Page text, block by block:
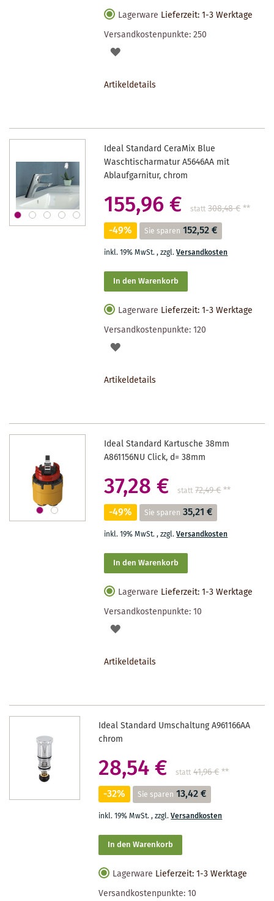
Lagerware Lieferzeit: 1-3 Werktage
Versandkostenpunkte:250
AUF
Artikeldetails
Ideal Standard CeraMix Blue
Waschtischarmatur A5646AA mit
Ablaufgarnitur, chrom
155,96 € statt 308,48 €**
-49% Sie sparen 152,52 €
inkl. 19% MwSt.,zzgl.Versandkosten
In den Warenkorb
Lagerware Lieferzeit: 1-3 Werktage
Versandkostenpunkte:120
AUF
Artikeldetails
Ideal Standard Kartusche 38mm
A861156NU Click, d= 38mm
37,28 € statt 72,49 €**
-49% Sie sparen 35,21 €
inkl. 19% MwSt.,zzgl.Versandkosten
In den Warenkorb
Lagerware Lieferzeit: 1-3 Werktage
Versandkostenpunkte:10
AUF
Artikeldetails
Ideal Standard Umschaltung A961166AA
chrom
28,54 € statt 41,96 €**
-32% Sie sparen 13,42 €
inkl. 19% MwSt.,zzgl.Versandkosten
In den Warenkorb
Lagerware Lieferzeit: 1-3 Werktage
Versandkostenpunkte:10